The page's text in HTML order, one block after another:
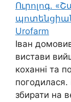
Ուրոլոգ.
Urofarm
Іван
вистави
коханні та
збирати на